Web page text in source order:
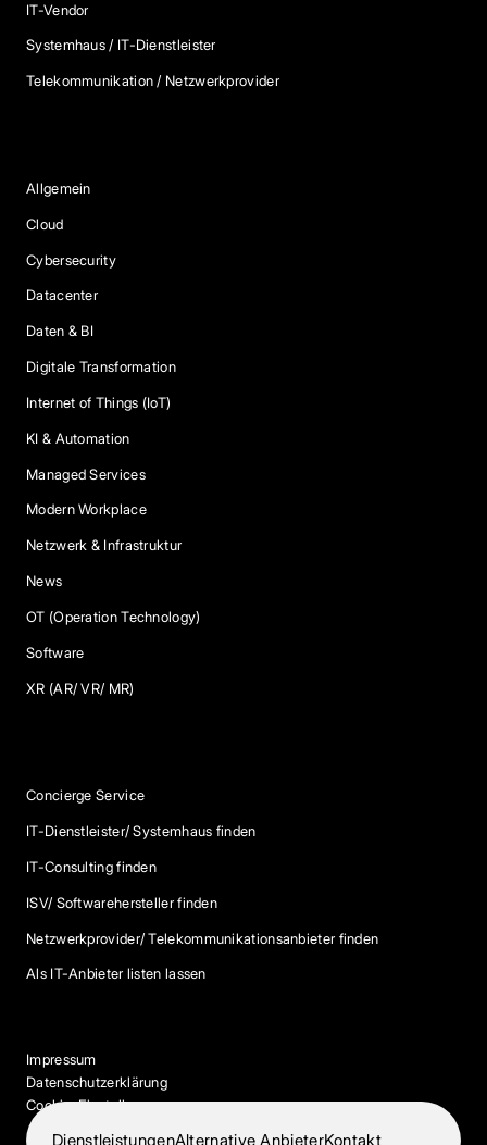
DienstleistungenAlternative AnbieterKontakt
IT-Vendor
Systemhaus / IT-Dienstleister
Telekommunikation / Netzwerkprovider
Allgemein
Cloud
Cybersecurity
Datacenter
Daten & BI
Digitale Transformation
Internet of Things (IoT)
KI & Automation
Managed Services
Modern Workplace
Netzwerk & Infrastruktur
News
OT (Operation Technology)
Software
XR (AR/ VR/ MR)
Concierge Service
IT-Dienstleister/ Systemhaus finden
IT-Consulting finden
ISV/ Softwarehersteller finden
Netzwerkprovider/ Telekommunikationsanbieter finden
Als IT-Anbieter listen lassen
Impressum
Datenschutzerklärung
Cookie-Einstellungen